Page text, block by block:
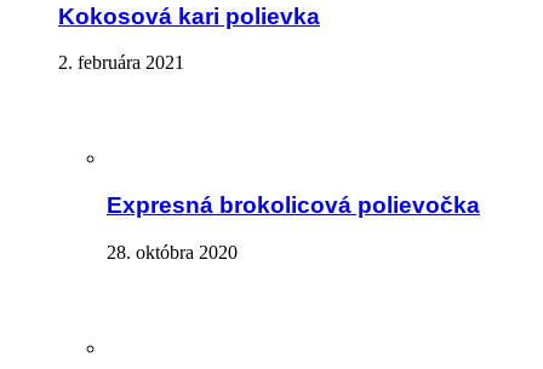
Kokosová kari polievka
2. februára 2021
Expresná brokolicová polievočka
28. októbra 2020